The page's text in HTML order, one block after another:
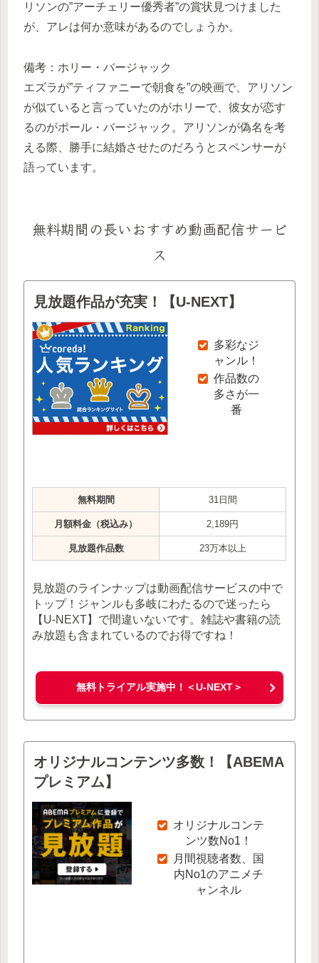
リソンの”アーチェリー優秀者”の賞状見つけました
が、アレは何か意味があるのでしょうか。
備考：ホリー・バージャック
エズラが”ティファニーで朝食を”の映画で、アリソン
が似ていると言っていたのがホリーで、彼女が恋す
るのがポール・バージャック。アリソンが偽名を考
える際、勝手に結婚させたのだろうとスペンサーが
語っています。
無料期間の長いおすすめ動画配信サービ
ス
見放題作品が充実！【U-NEXT】
多彩なジ
ャンル！
作品数の
多さが一
番
無料期間 31日間
月額料金（税込み） 2,189円
見放題作品数 23万本以上
見放題のラインナップは動画配信サービスの中で
トップ！ジャンルも多岐にわたるので迷ったら
【U-NEXT】で間違いないです。雑誌や書籍の読
み放題も含まれているのでお得ですね！
無料トライアル実施中！＜U-NEXT＞
オリジナルコンテンツ多数！【ABEMA
プレミアム】
オリジナルコンテ
ンツ数No1！
月間視聴者数、国
内No1のアニメチ
ャンネル